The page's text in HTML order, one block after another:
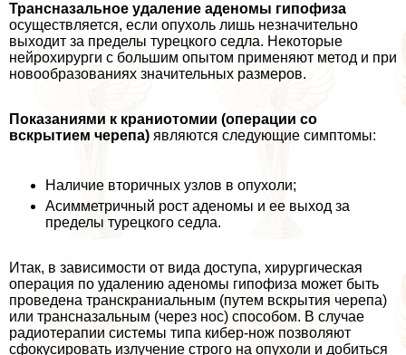
Трансназальное удаление аденомы гипофиза
осуществляется, если опухоль лишь незначительно
выходит за пределы турецкого седла. Некоторые
нейрохирурги с большим опытом применяют метод и при
новообразованиях значительных размеров.
Показаниями к краниотомии (операции со
вскрытием черепа) являются следующие симптомы:
Наличие вторичных узлов в опухоли;
Асимметричный рост аденомы и ее выход за
пределы турецкого седла.
Итак, в зависимости от вида доступа, хирургическая
операция по удалению аденомы гипофиза может быть
проведена трaнcкраниальным (путем вскрытия черепа)
или трaнcназальным (через нос) способом. В случае
радиотерапии системы типа кибер-нож позволяют
сфокусировать излучение строго на опухоли и добиться